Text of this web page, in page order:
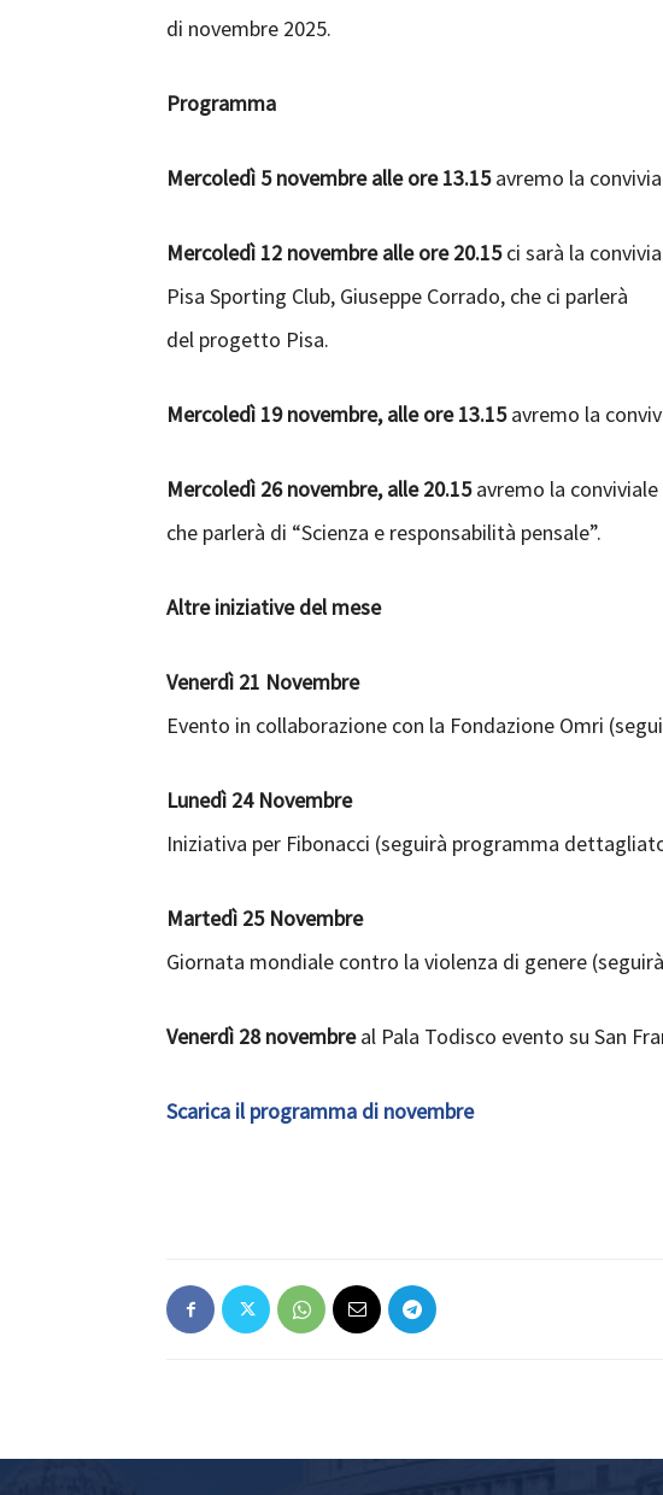
di novembre 2025.
Programma
Mercoledì 5 novembre alle ore 13.15avremo la
Mercoledì 12 novembre alle ore 20.15ci sarà la
Pisa Sporting Club, Giuseppe Corrado, che ci parlerà
del progetto Pisa.
Mercoledì 19 novembre, alle ore 13.15avremo la
Mercoledì 26 novembre, alle 20.15avremo la conviviale
che parlerà di “Scienza e responsabilità pensale”.
Altre iniziative del mese
Venerdì 21 Novembre
Evento in collaborazione con la Fondazione Omri
Lunedì 24 Novembre
Iniziativa per Fibonacci (seguirà programma
Martedì 25 Novembre
Giornata mondiale contro la violenza di genere
Venerdì 28 novembreal Pala Todisco evento su San
Scarica il programma di novembre